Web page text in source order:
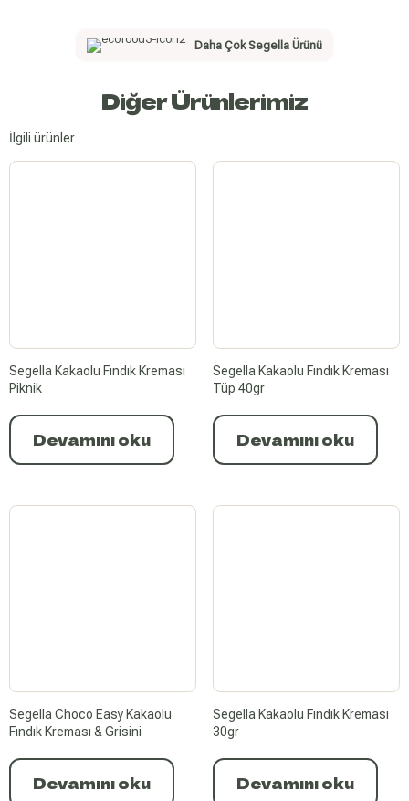
Daha Çok Segella Ürünü
Diğer Ürünlerimiz
İlgili ürünler
Segella Kakaolu Fındık Kreması
Piknik
Devamını oku
Segella Kakaolu Fındık Kreması
Tüp 40gr
Devamını oku
Segella Choco Easy Kakaolu
Fındık Kreması & Grisini
Devamını oku
Segella Kakaolu Fındık Kreması
30gr
Devamını oku